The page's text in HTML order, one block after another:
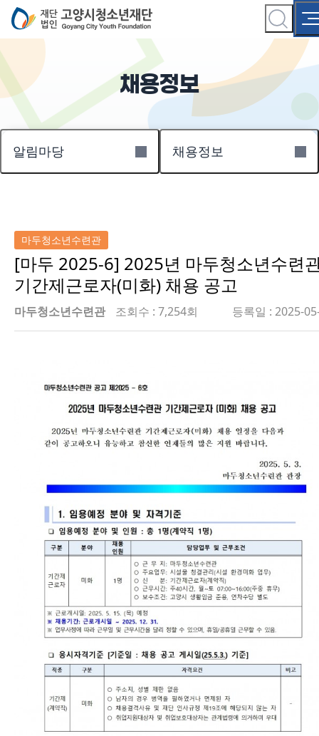
채용정보
알림마당 채용정보
마두청소년수련관
[마두 2025-6] 2025년 마두청소년수련
기간제근로자(미화) 채용 공고
마두청소년수련관 조회수 : 7,254회 등록일 : 2025-